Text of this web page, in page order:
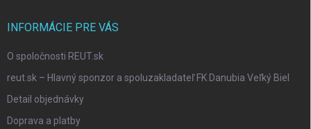
INFORMÁCIE PRE VÁS
O spoločnosti REUT.sk
reut.sk – Hlavný sponzor a spoluzakladateľ FK Danubia Veľký Biel
Detail objednávky
Doprava a platby